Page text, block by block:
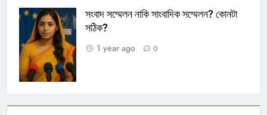
সংবাদ সম্মেলন।
প্রতীকী ছবি।
সংবাদ সম্মেলন নাকি সাংবাদিক সম্মেলন? কোনটা
সঠিক?
1 year ago
0